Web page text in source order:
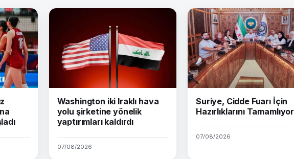
Washington iki Iraklı hava
yolu şirketine yönelik
yaptırımları kaldırdı
07/08/2026
Suriye, Cidde Fuarı İçin
Hazırlıklarını Tamamlıyor
07/08/2026